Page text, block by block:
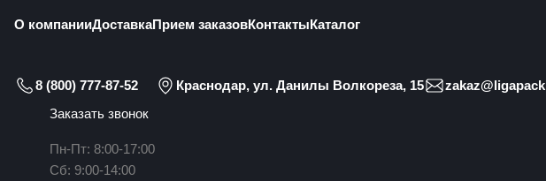
О компанииДоставкаПрием заказовКонтактыКаталог
8 (800) 777-87-52
Заказать звонок
Пн-Пт: 8:00-17:00
Сб: 9:00-14:00
Краснодар, ул. Данилы Волкореза, 15